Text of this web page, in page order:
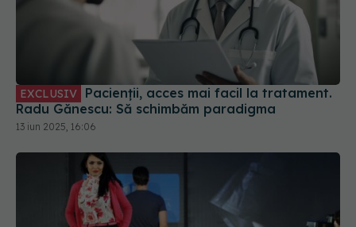
Radu Gănescu: Să schimbăm paradigma